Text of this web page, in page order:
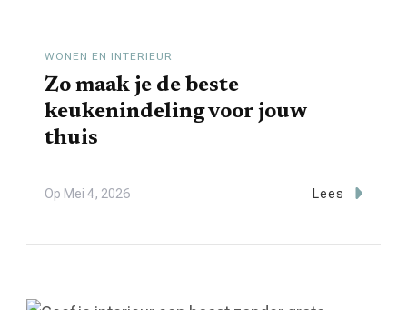
WONEN EN INTERIEUR
Zo maak je de beste
keukenindeling voor jouw
thuis
Op Mei 4, 2026 Lees